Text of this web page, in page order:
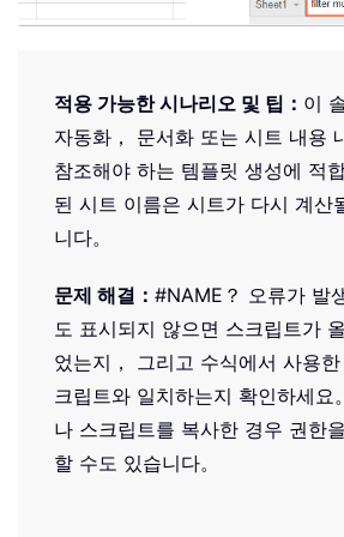
적용 가능한 시나리오 및 팁： 이
자동화， 문서화 또는 시트 내용
참조해야 하는 템플릿 생성에 적
된 시트 이름은 시트가 다시 계산
니다。
문제 해결： #NAME？ 오류가 발
도 표시되지 않으면 스크립트가
었는지， 그리고 수식에서 사용
크립트와 일치하는지 확인하세요
나 스크립트를 복사한 경우 권한
할 수도 있습니다。